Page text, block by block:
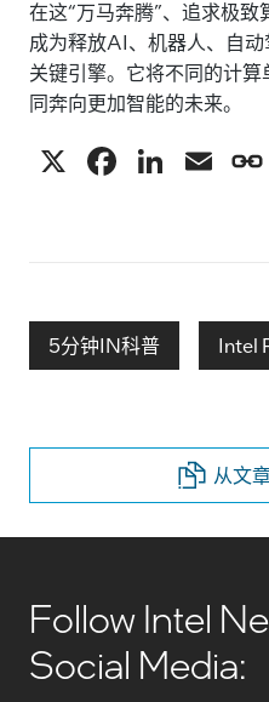
在这“万马奔腾”、追求极
成为释放AI、机器人、自
关键引擎。它将不同的计
同奔向更加智能的未来。
X F
b
o
Li
dI
E
5分钟IN科普 Intel
从文
Follow Intel
Social Media: